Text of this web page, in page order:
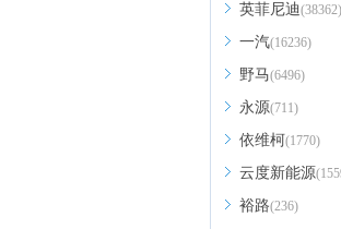
英菲尼迪(38362)
一汽(16236)
野马(6496)
永源(711)
依维柯(1770)
云度新能源
裕路(236)